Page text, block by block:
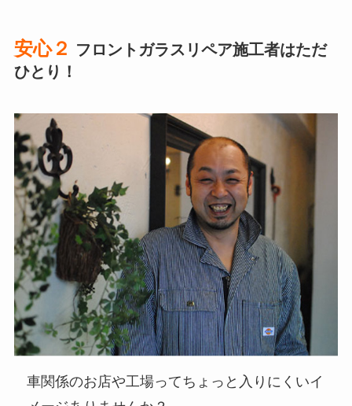
安心２ フロントガラスリペア施工者はただ
ひとり！
車関係のお店や工場ってちょっと入りにくいイ